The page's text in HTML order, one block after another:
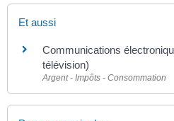
Et aussi
Communications
télévision)
Argent - Impôts - Consommation